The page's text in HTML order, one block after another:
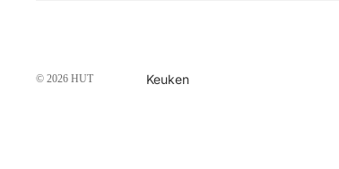
Shop alles
Keuken
© 2026 HUT